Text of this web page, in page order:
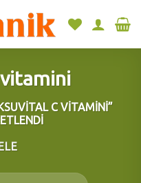
C VITAMINI”